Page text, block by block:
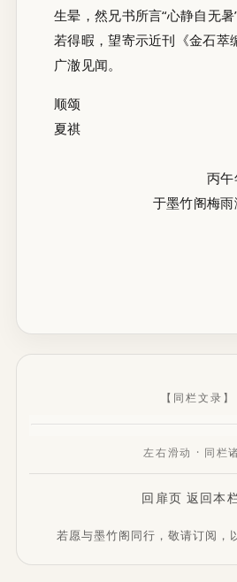
生晕，然兄书所言“心静自无暑
若得暇，望寄示近刊《金石萃
广澈见闻。
顺颂
夏祺
丙
于墨竹阁梅
【同栏文录】
左右滑动 · 同栏
回扉页 返回本
若愿与墨竹阁同行，敬请订阅，